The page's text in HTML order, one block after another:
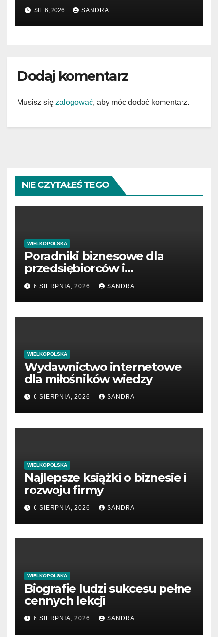
SIE 6, 2026 SANDRA
Dodaj komentarz
Musisz się zalogować, aby móc dodać komentarz.
NIE CZYTAŁEŚ TEGO
WIELKOPOLSKA
Poradniki biznesowe dla
przedsiębiorców i
menedżerów
6 SIERPNIA, 2026 SANDRA
WIELKOPOLSKA
Wydawnictwo internetowe
dla miłośników wiedzy
6 SIERPNIA, 2026 SANDRA
WIELKOPOLSKA
Najlepsze książki o biznesie i
rozwoju firmy
6 SIERPNIA, 2026 SANDRA
WIELKOPOLSKA
Biografie ludzi sukcesu pełne
cennych lekcji
6 SIERPNIA, 2026 SANDRA